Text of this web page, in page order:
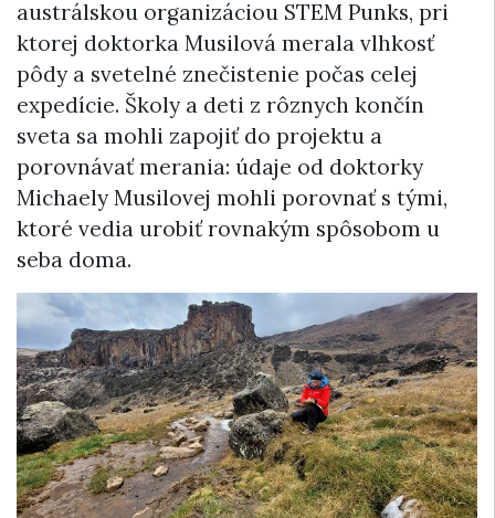
austrálskou organizáciou STEM Punks, pri
ktorej doktorka Musilová merala vlhkosť
pôdy a svetelné znečistenie počas celej
expedície. Školy a deti z rôznych končín
sveta sa mohli zapojiť do projektu a
porovnávať merania: údaje od doktorky
Michaely Musilovej mohli porovnať s tými,
ktoré vedia urobiť rovnakým spôsobom u
seba doma.